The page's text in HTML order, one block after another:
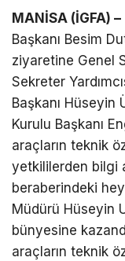
MANİSA (İGFA) –
Başkanı Besim
ziyaretine Genel
Sekreter
Başkanı Hüseyin
Kurulu Başkanı
araçların teknik
yetkililerden bilgi
beraberindeki
Müdürü Hüseyin
bünyesine
araçların teknik